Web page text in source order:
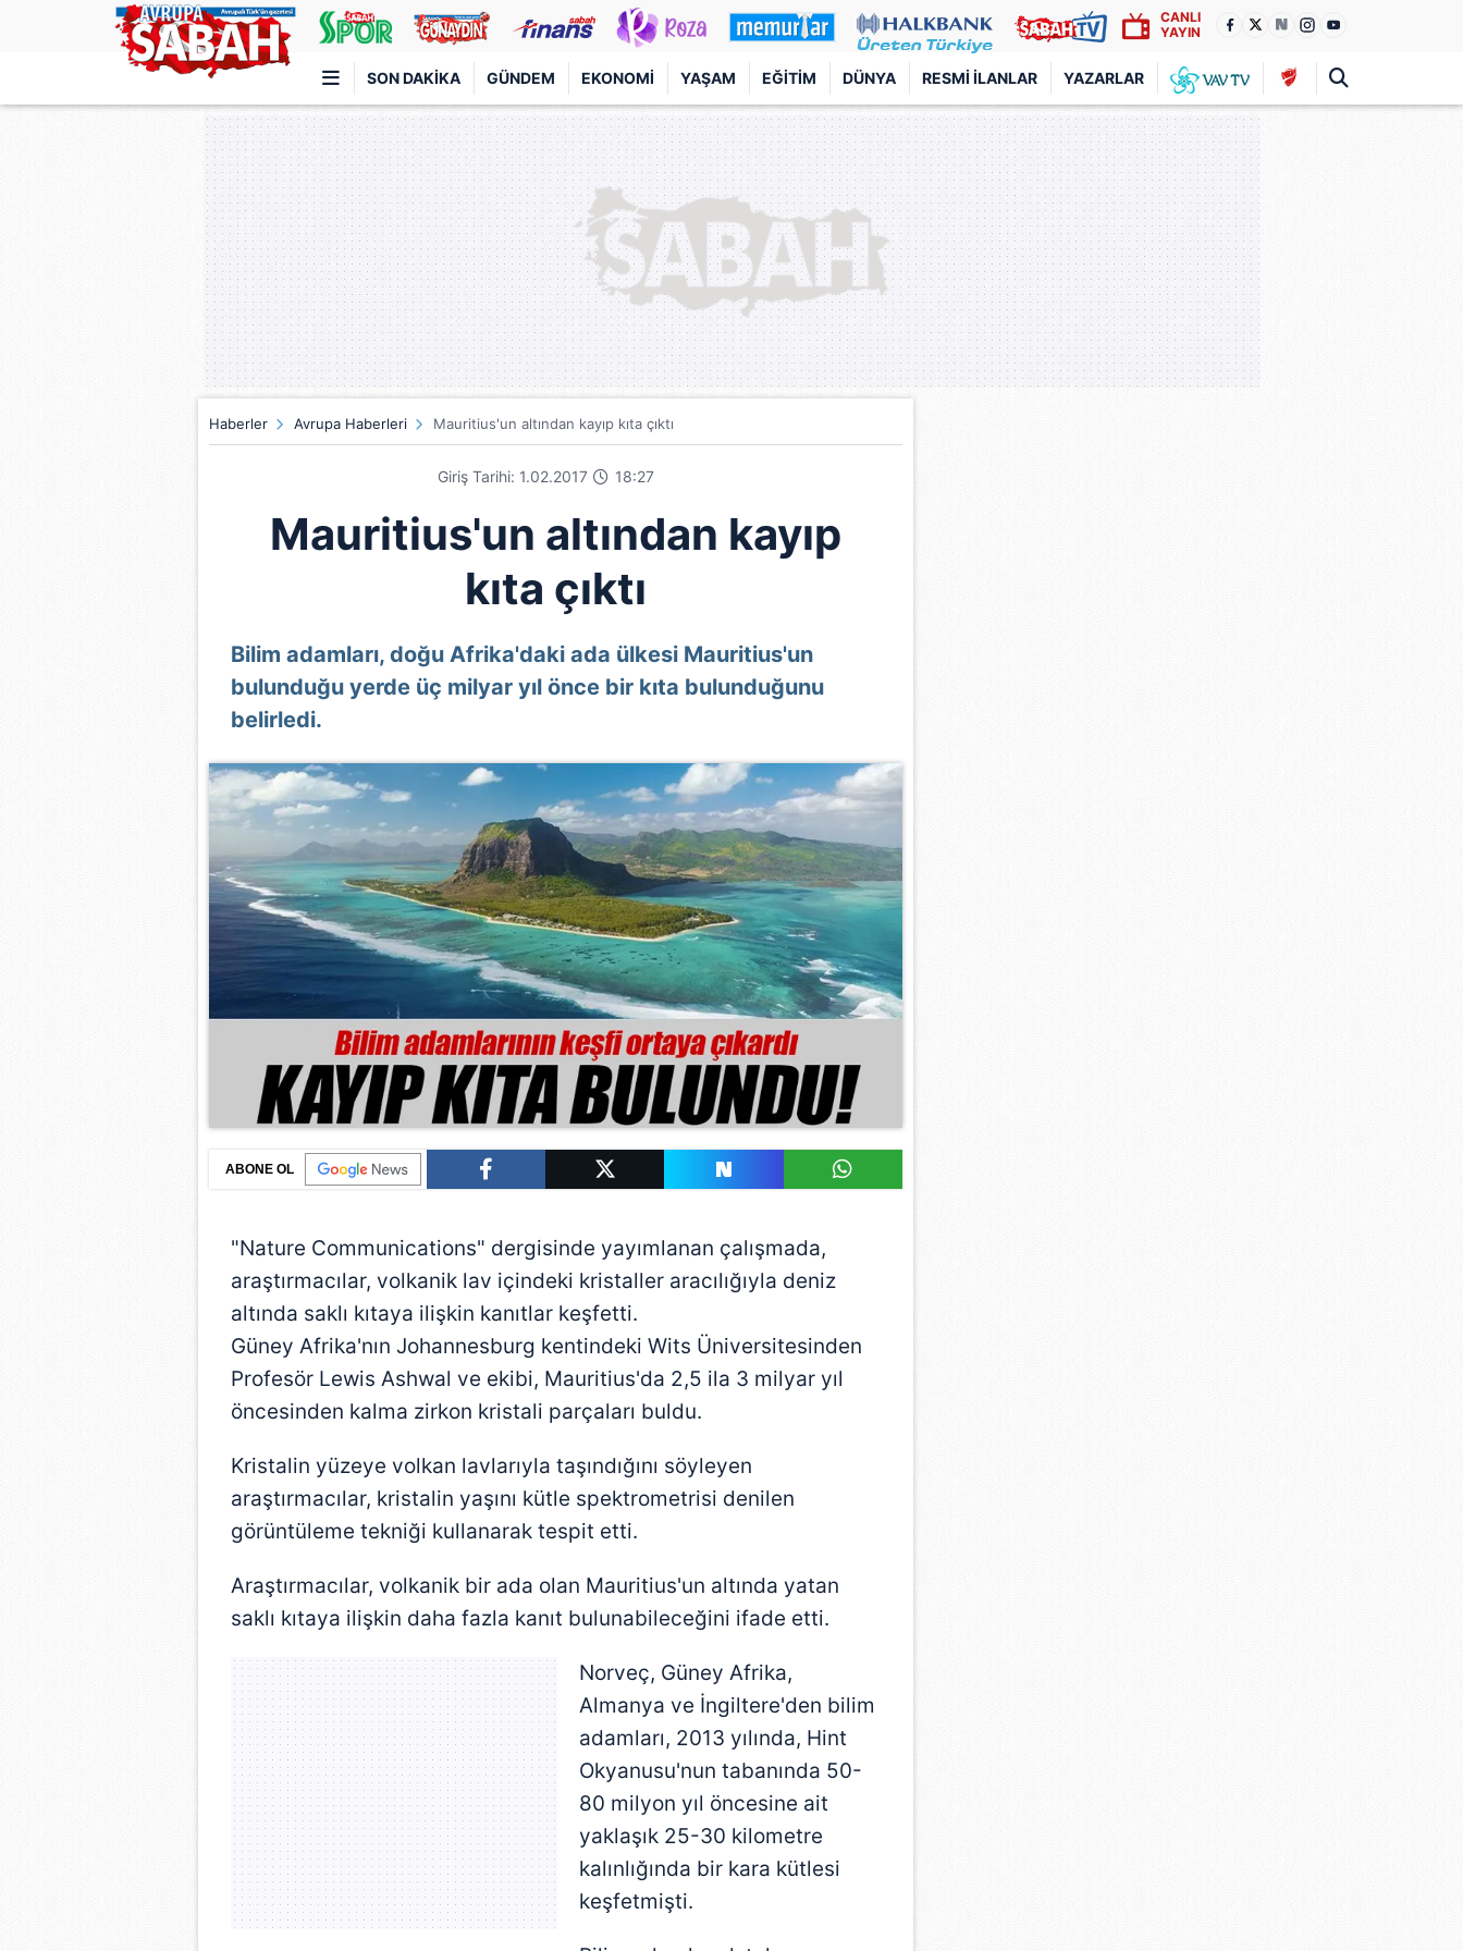
CANLI
YAYIN
SON DAKIKA GÜNDEM EKONOMI YAŞAM EĞITIM DÜNYA RESMI İLANLAR YAZARLAR
Türkiye'nin en iyi haber sitesi
Haberler Avrupa Haberleri Mauritius'un altından kayıp kıta çıktı
Giriş Tarihi: 1.02.2017 18:27
Mauritius'un altından kayıp
kıta çıktı
Bilim adamları, doğu Afrika'daki ada ülkesi Mauritius'un
bulunduğu yerde üç milyar yıl önce bir kıta bulunduğunu
belirledi.
ABONE OL
"Nature Communications" dergisinde yayımlanan çalışmada,
araştırmacılar, volkanik lav içindeki kristaller aracılığıyla deniz
altında saklı kıtaya ilişkin kanıtlar keşfetti.
Güney Afrika'nın Johannesburg kentindeki Wits Üniversitesinden
Profesör Lewis Ashwal ve ekibi, Mauritius'da 2,5 ila 3 milyar yıl
öncesinden kalma zirkon kristali parçaları buldu.
Kristalin yüzeye volkan lavlarıyla taşındığını söyleyen
araştırmacılar, kristalin yaşını kütle spektrometrisi denilen
görüntüleme tekniği kullanarak tespit etti.
Araştırmacılar, volkanik bir ada olan Mauritius'un altında yatan
saklı kıtaya ilişkin daha fazla kanıt bulunabileceğini ifade etti.
Norveç, Güney Afrika,
Almanya ve İngiltere'den bilim
adamları, 2013 yılında, Hint
Okyanusu'nun tabanında 50-
80 milyon yıl öncesine ait
yaklaşık 25-30 kilometre
kalınlığında bir kara kütlesi
keşfetmişti.